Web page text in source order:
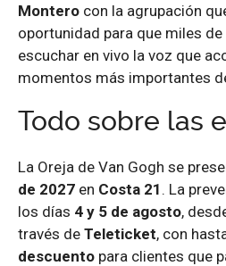
Montero con la agrupación
oportunidad para que miles de
escuchar en vivo la voz que
momentos más importantes
Todo sobre las
La Oreja de Van Gogh se
de 2027 en Costa 21 . La
los días 4 y 5 de agosto,
través de Teleticket, con
descuento para clientes que